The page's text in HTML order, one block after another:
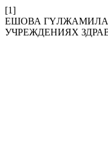
[1]
ЕШОВА ГҮЛЖАМИЛА
УЧРЕЖДЕНИЯХ